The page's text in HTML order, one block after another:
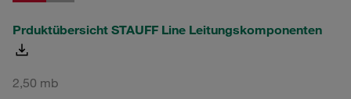
Prduktübersicht STAUFF Line Leitungskomponenten
2,50 mb